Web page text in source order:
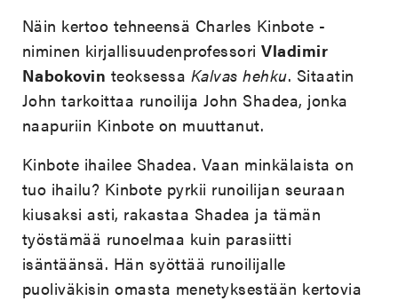
Näin kertoo tehneensä Charles Kinbote -
niminen kirjallisuudenprofessoriVladimir
Nabokovin teoksessa Kalvas hehku. Sitaatin
John tarkoittaa runoilija John Shadea, jonka
naapuriin Kinbote on muuttanut.
Kinbote ihailee Shadea. Vaan minkälaista on
tuo ihailu? Kinbote pyrkii runoilijan seuraan
kiusaksi asti, rakastaa Shadea ja tämän
työstämää runoelmaa kuin parasiitti
isäntäänsä. Hän syöttää runoilijalle
puoliväkisin omasta menetyksestään kertovia